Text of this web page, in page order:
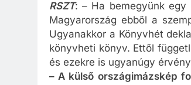
RSZT: – Ha bemegyünk egy
Magyarország ebből a
Ugyanakkor a Könyvhét
könyvheti könyv. Ettől
és ezekre is ugyanúgy
– A külső országimázskép